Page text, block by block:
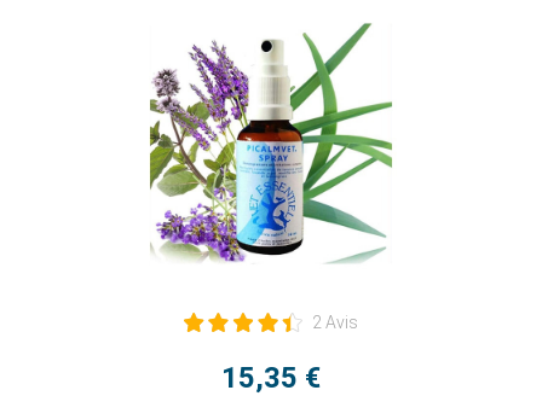
2 Avis
15,35 €